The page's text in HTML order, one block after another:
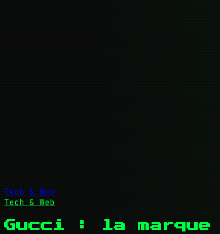
Tech & Web
Tech & Web
Gucci : la marque